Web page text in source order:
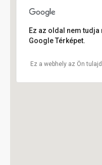
Ez az oldal nem
Google Térképet.
Ez a webhely az Ön